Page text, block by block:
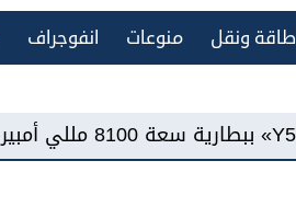
طاقة ونقل منوعات
انفوجراف